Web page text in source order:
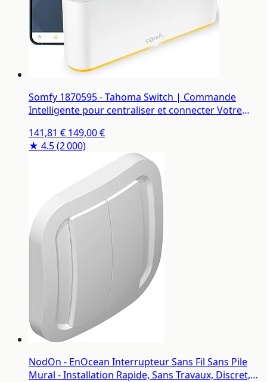
Somfy 1870595 - Tahoma Switch | Commande
Intelligente pour centraliser et connecter Votre
Contrôle à la Voix avec l'Assistant Google, Amazon
Alexa HomeKit
141,81 € 149,00 €
★ 4.5(2 000)
NodOn - EnOcean Interrupteur Sans Fil Sans Pile
Mural - Installation Rapide, Sans Travaux, Discret,